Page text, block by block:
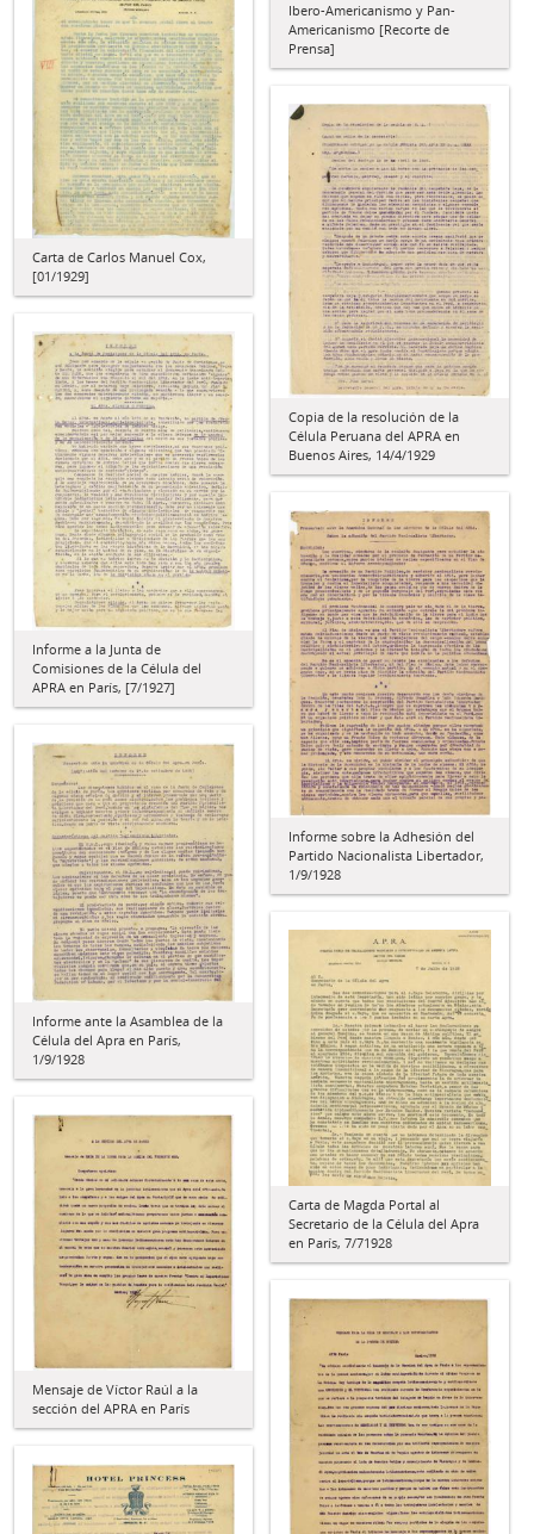
Ibero-Americanismo y Pan-
Americanismo [Recorte de
Prensa]
Carta de Carlos Manuel Cox,
[01/1929]
Copia de la resolución de la
Célula Peruana del APRA en
Buenos Aires, 14/4/1929
Informe a la Junta de
Comisiones de la Célula del
APRA en París, [7/1927]
Informe sobre la Adhesión del
Partido Nacionalista Libertador,
1/9/1928
Informe ante la Asamblea de la
Célula del Apra en París,
1/9/1928
Carta de Magda Portal al
Secretario de la Célula del Apra
en París, 7/71928
Mensaje de Víctor Raúl a la
sección del APRA en París